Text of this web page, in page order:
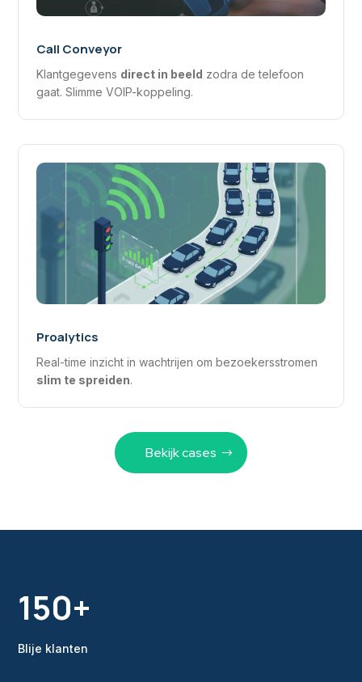
Call Conveyor
Klantgegevens direct in beeld zodra de telefoon
gaat. Slimme VOIP-koppeling.
Proalytics
Real-time inzicht in wachtrijen om bezoekersstromen
slim te spreiden.
Bekijk cases
150+
Blije klanten